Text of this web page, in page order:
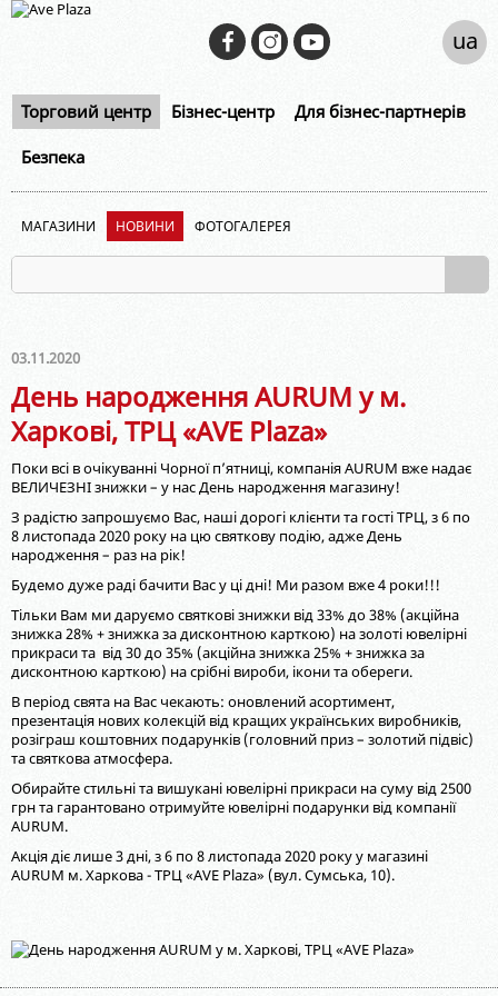
Торговий центр Бізнес-центр Для бізнес-партнерів
Безпека
ua
МАГАЗИНИ НОВИНИ ФОТОГАЛЕРЕЯ
03.11.2020
День народження AURUM у м.
Харкові, ТРЦ «AVE Plaza»
Поки всі в очікуванні Чорної п’ятниці, компанія AURUM вже надає
ВЕЛИЧЕЗНІ знижки – у нас День народження магазину!
З радістю запрошуємо Вас, наші дорогі клієнти та гості ТРЦ, з 6 по
8 листопада 2020 року на цю святкову подію, адже День
народження – раз на рік!
Будемо дуже раді бачити Вас у ці дні! Ми разом вже 4 роки!!!
Тільки Вам ми даруємо святкові знижки від 33% до 38% (акційна
знижка 28% + знижка за дисконтною карткою) на золоті ювелірні
прикраси та вiд 30 до 35% (акційна знижка 25% + знижка за
дисконтною карткою) на срiбнi вироби, ікони та обереги.
В період свята на Вас чекають: оновлений асортимент,
презентація нових колекцій від кращих українських виробників,
розіграш коштовних подарунків (головний приз – золотий підвіс)
та святкова атмосфера.
Обирайте стильні та вишукані ювелірні прикраси на суму від 2500
грн та гарантовано отримуйте ювелірні подарунки від компанії
AURUM.
Акція діє лише 3 дні, з 6 по 8 листопада 2020 року у магазині
AURUM м. Харкова - ТРЦ «AVE Plaza» (вул. Сумська, 10).